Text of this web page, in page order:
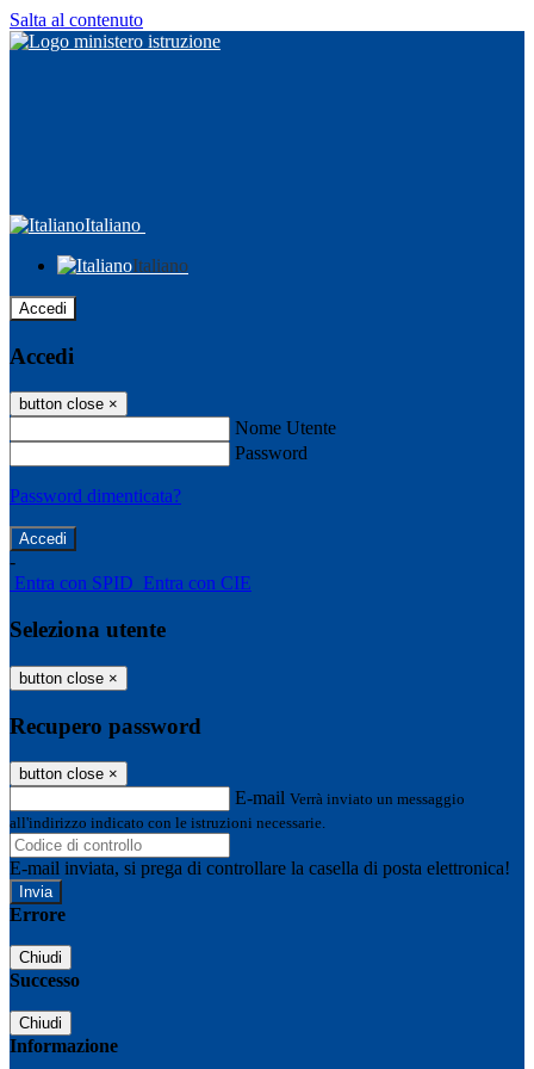
Salta al contenuto
Italiano
Italiano
Accedi
Accedi
button close ×
Nome Utente
Password
Password dimenticata?
-
Entra con SPID Entra con CIE
Seleziona utente
button close ×
Recupero password
button close ×
E-mail Verrà inviato un messaggio
all'indirizzo indicato con le istruzioni necessarie.
E-mail inviata, si prega di controllare la casella di posta elettronica!
Errore
Chiudi
Successo
Chiudi
Informazione